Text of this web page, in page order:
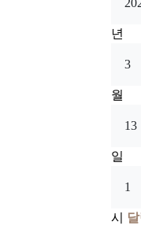
년
월
일
시